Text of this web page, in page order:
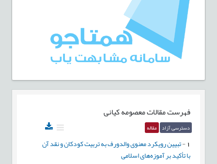
فهرست مقالاتمعصومه کیانی
دسترسی آزاد مقاله
-تبیین رویکرد معنوی والدورف به تربیت کودکان و نقد آن
با تأکید بر آموزه‌های اسلامی